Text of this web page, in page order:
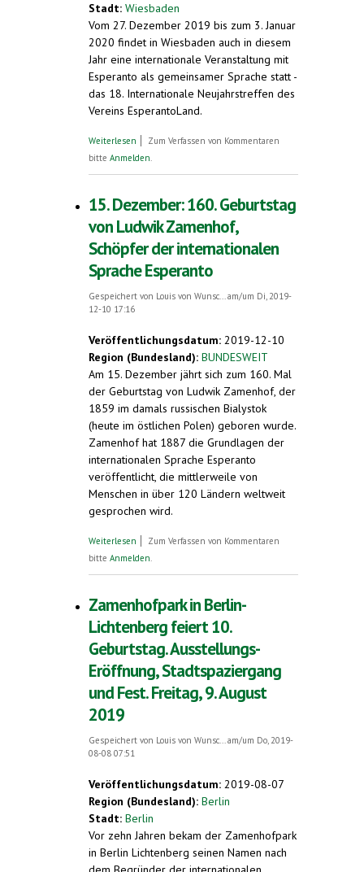
Stadt: Wiesbaden
Vom 27. Dezember 2019 bis zum 3. Januar
2020 findet in Wiesbaden auch in diesem
Jahr eine internationale Veranstaltung mit
Esperanto als gemeinsamer Sprache statt -
das 18. Internationale Neujahrstreffen des
Vereins EsperantoLand.
Weiterlesen über Internationale Esperanto-
Knapp 200 Gäste erwartet
Zum Verfassen von Kommentaren
bitte Anmelden.
15. Dezember: 160. Geburtstag
von Ludwik Zamenhof,
Schöpfer der internationalen
Sprache Esperanto
Gespeichert von Louis von Wunsc...am/um Di, 2019-
12-10 17:16
Veröffentlichungsdatum: 2019-12-10
Region (Bundesland): BUNDESWEIT
Am 15. Dezember jährt sich zum 160. Mal
der Geburtstag von Ludwik Zamenhof, der
1859 im damals russischen Bialystok
(heute im östlichen Polen) geboren wurde.
Zamenhof hat 1887 die Grundlagen der
internationalen Sprache Esperanto
veröffentlicht, die mittlerweile von
Menschen in über 120 Ländern weltweit
gesprochen wird.
Weiterlesen über 15. Dezember: 160. Geburtstag von
internationalen Sprache Esperanto
Zum Verfassen von Kommentaren
bitte Anmelden.
Zamenhofpark in Berlin-
Lichtenberg feiert 10.
Geburtstag. Ausstellungs-
Eröffnung, Stadtspaziergang
und Fest. Freitag, 9. August
2019
Gespeichert von Louis von Wunsc...
am/um Do, 2019-
08-08 07:51
Veröffentlichungsdatum: 2019-08-07
Region (Bundesland): Berlin
Stadt: Berlin
Vor zehn Jahren bekam der Zamenhofpark
in Berlin Lichtenberg seinen Namen nach